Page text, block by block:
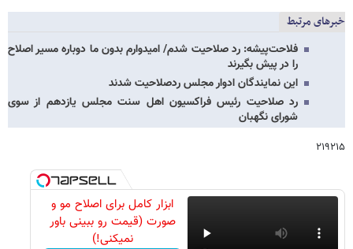
خبرهای مرتبط
فلاحت‌پیشه: رد صلاحیت شدم/ امیدوارم بدون ما دوباره مسیر اصلاح
را در پیش بگیرند
این نمایندگان ادوار مجلس ردصلاحیت شدند
رد صلاحیت رئیس فراکسیون اهل سنت مجلس یازدهم از سوی
شورای نگهبان
۲۱۹۲۱۵
ابزار کامل برای اصلاح مو و
صورت (قیمت رو ببینی باور
نمیکنی!)